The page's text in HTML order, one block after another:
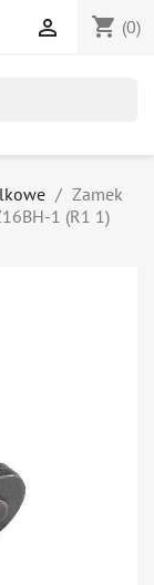
shopping_cart (0)

Zamek
1 (R1 1)